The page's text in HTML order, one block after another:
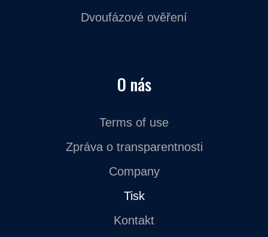
Dvoufázové ověření
O nás
Terms of use
Zpráva o transparentnosti
Company
Tisk
Kontakt